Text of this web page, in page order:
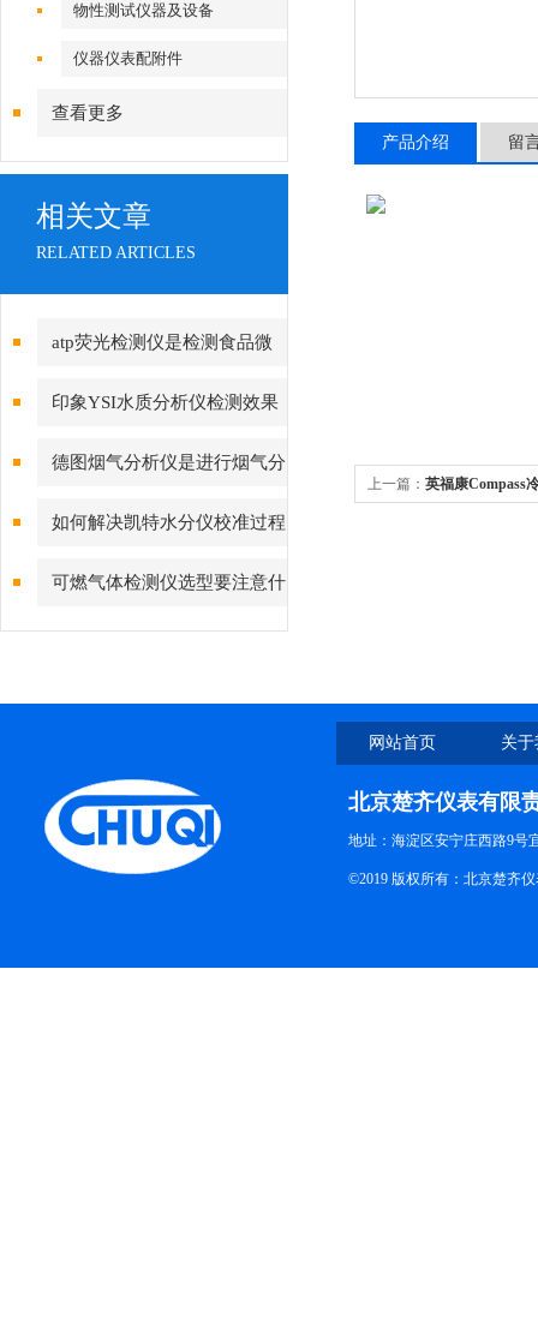
物性测试仪器及设备
仪器仪表配附件
查看更多
相关文章
RELATED ARTICLES
atp荧光检测仪是检测食品微
生物的一款比价实用的仪器
印象YSI水质分析仪检测效果
的因素有很多种，一起来看看把
德图烟气分析仪是进行烟气分
析的一种有效的分析手段
如何解决凯特水分仪校准过程
中常见问题？
可燃气体检测仪选型要注意什
么？
产品介绍 留
上一篇： 英福康Compass
网站首页 关
北京楚齐仪表有限
地址：海淀区安宁庄西路9号
©2019 版权所有：北京楚齐